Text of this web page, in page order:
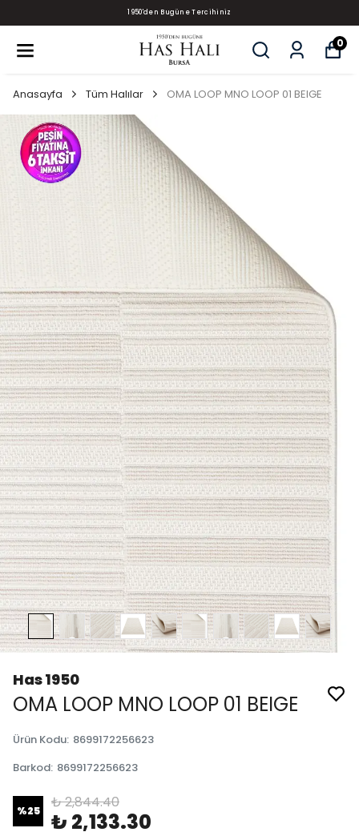
1950'den Bugüne Tercihiniz
0
Anasayfa Tüm Halılar OMA LOOP MNO LOOP 01 BEIGE
Has 1950
OMA LOOP MNO LOOP 01 BEIGE
Ürün Kodu: 8699172256623
Barkod: 8699172256623
%25 ₺ 2,844.40
₺ 2,133.30